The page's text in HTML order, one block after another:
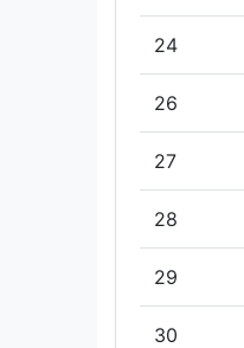
24
26
27
28
29
30